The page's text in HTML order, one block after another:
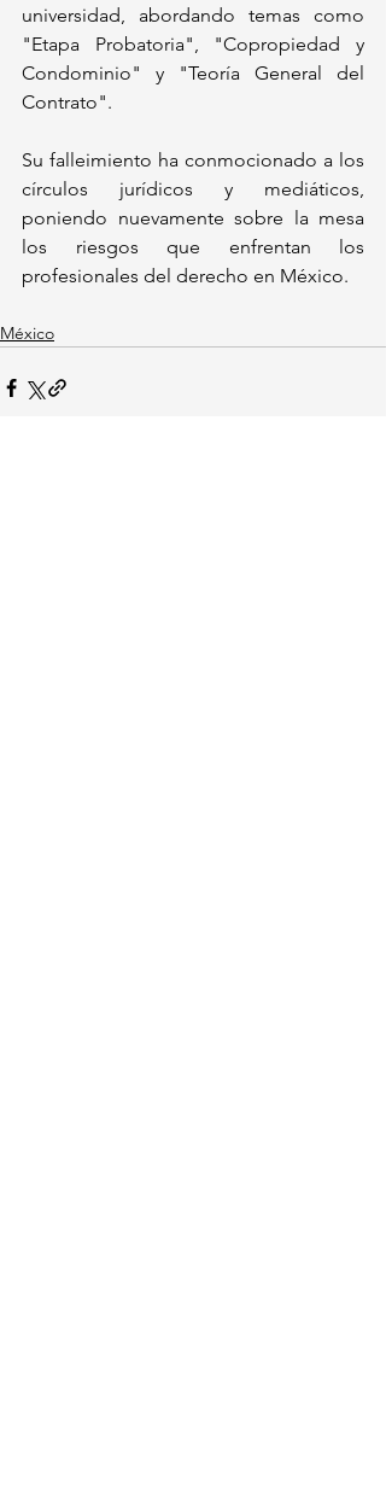
universidad, abordando temas como
"Etapa Probatoria", "Copropiedad y
Condominio" y "Teoría General del
Contrato".
Su falleimiento ha conmocionado a los
círculos jurídicos y mediáticos,
poniendo nuevamente sobre la mesa
los riesgos que enfrentan los
profesionales del derecho en México.
México